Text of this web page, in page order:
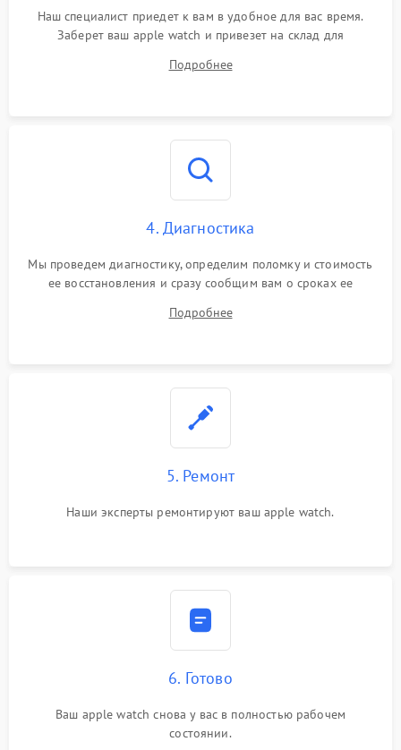
Наш специалист приедет к вам в удобное для вас время.
Заберет ваш apple watch и привезет на склад для
Подробнее
4. Диагностика
Мы проведем диагностику, определим поломку и стоимость
ее восстановления и сразу сообщим вам о сроках ее
Подробнее
5. Ремонт
Наши эксперты ремонтируют ваш apple watch.
6. Готово
Ваш apple watch снова у вас в полностью рабочем
состоянии.